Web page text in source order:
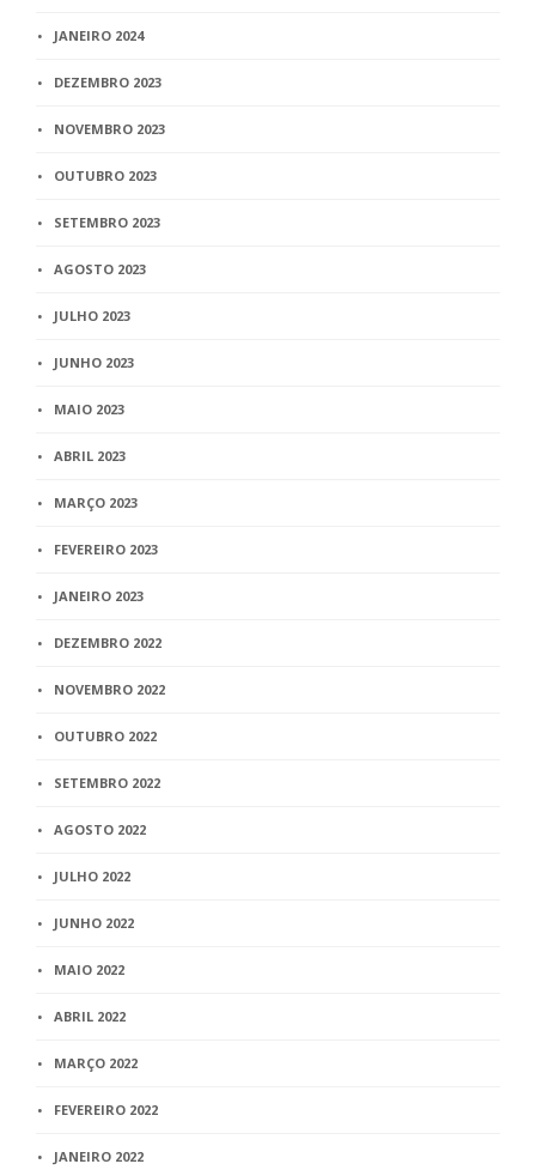
JANEIRO 2024
DEZEMBRO 2023
NOVEMBRO 2023
OUTUBRO 2023
SETEMBRO 2023
AGOSTO 2023
JULHO 2023
JUNHO 2023
MAIO 2023
ABRIL 2023
MARÇO 2023
FEVEREIRO 2023
JANEIRO 2023
DEZEMBRO 2022
NOVEMBRO 2022
OUTUBRO 2022
SETEMBRO 2022
AGOSTO 2022
JULHO 2022
JUNHO 2022
MAIO 2022
ABRIL 2022
MARÇO 2022
FEVEREIRO 2022
JANEIRO 2022